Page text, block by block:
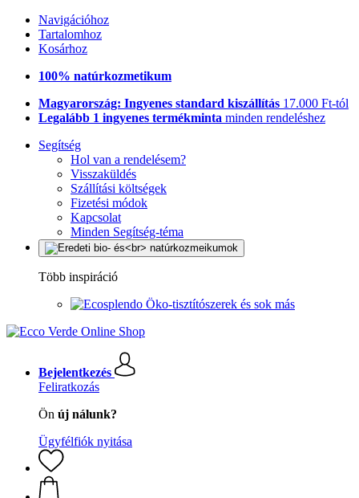
Navigációhoz
Tartalomhoz
Kosárhoz
100% natúrkozmetikum
Magyarország: Ingyenes standard kiszállítás 17.000 Ft-tól
Legalább 1 ingyenes termékminta minden rendeléshez
Segítség
Hol van a rendelésem?
Visszaküldés
Szállítási költségek
Fizetési módok
Kapcsolat
Minden Segítség-téma
Több inspiráció
Öko-tisztítószerek és sok más
Bejelentkezés
Feliratkozás
Ön új nálunk?
Ügyfélfiók nyitása